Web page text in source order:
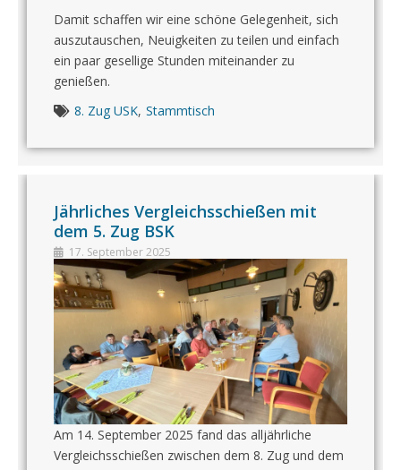
Damit schaffen wir eine schöne Gelegenheit, sich
auszutauschen, Neuigkeiten zu teilen und einfach
ein paar gesellige Stunden miteinander zu
genießen.
8. Zug USK, Stammtisch
Jährliches Vergleichsschießen mit
dem 5. Zug BSK
17. September 2025
Am 14. September 2025 fand das alljährliche
Vergleichsschießen zwischen dem 8. Zug und dem